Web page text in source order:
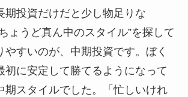
期投資だけだと少し物足りな
ょうど真ん中のスタイル”を探して
やすいのが、中期投資です。ぼく
初に安定して勝てるようになって
期スタイルでした。「忙しいけれ